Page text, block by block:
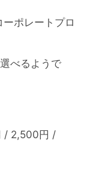
ポレートプロ
べるようで
/ 2,500円 /